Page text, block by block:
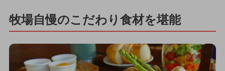
牧場自慢のこだわり食材を堪能